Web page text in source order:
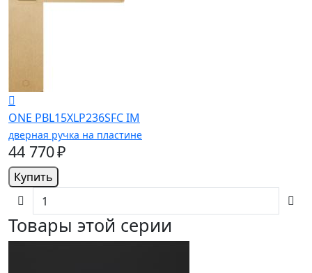
ONE PBL15XLP236SFC IM
дверная ручка на пластине
44 770 ₽
Купить
Товары этой серии